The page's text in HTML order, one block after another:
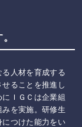
人材を育成する
ることを推進し
ＩＧＣは企業組
を実施。研修生
つけた能力をい